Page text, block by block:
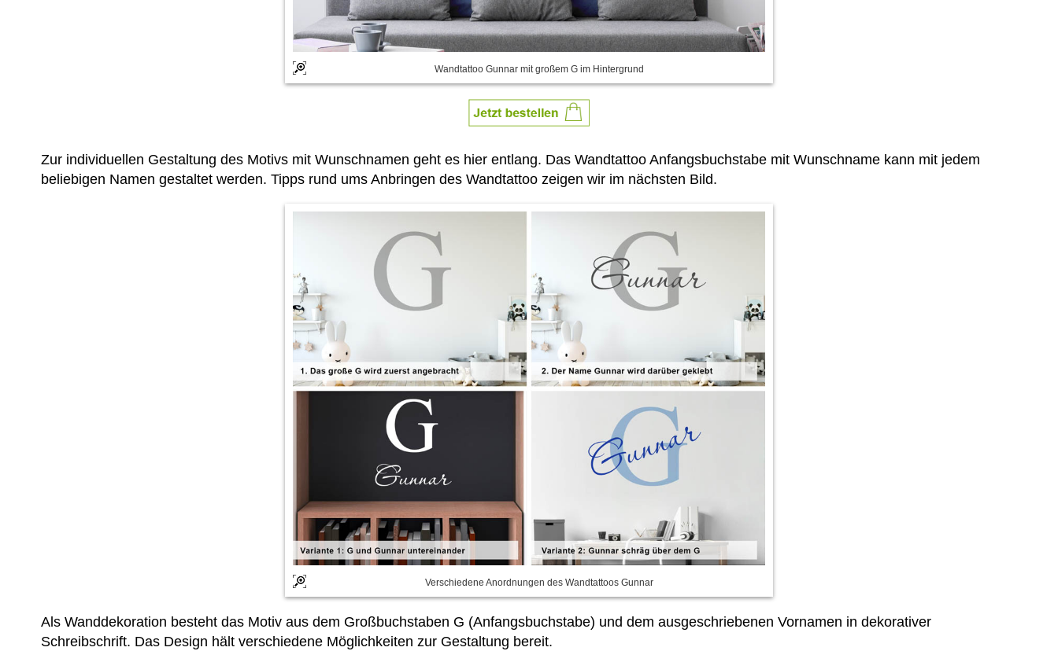
Wandtattoo Gunnar mit großem G im Hintergrund
Zur individuellen Gestaltung des Motivs mit Wunschnamen geht es hier entlang. Das Wandtattoo Anfangsbuchstabe mit Wunschname kann mit jedem
beliebigen Namen gestaltet werden. Tipps rund ums Anbringen des Wandtattoo zeigen wir im nächsten Bild.
Verschiedene Anordnungen des Wandtattoos Gunnar
Als Wanddekoration besteht das Motiv aus dem Großbuchstaben G (Anfangsbuchstabe) und dem ausgeschriebenen Vornamen in dekorativer
Schreibschrift. Das Design hält verschiedene Möglichkeiten zur Gestaltung bereit.